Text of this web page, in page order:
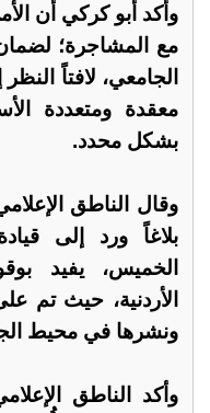
وأكد أبو كركي أن
مع المشاجرة؛
الجامعي، لافتاً
معقدة ومتعددة
بشكل محدد.
وقال الناطق
بلاغاً ورد إلى
الخميس، يفيد
الأردنية، حيث تم
ونشرها في محيط
وأكد الناطق